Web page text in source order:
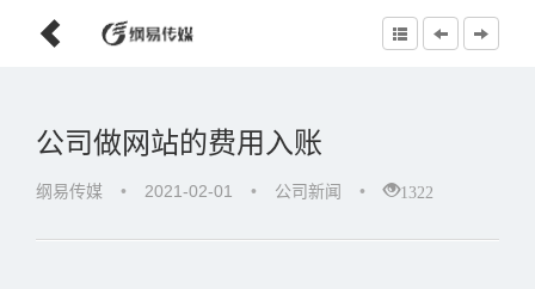
公司做网站的费用入账
纲易传媒 • 2021-02-01 • 公司新闻 • 1322